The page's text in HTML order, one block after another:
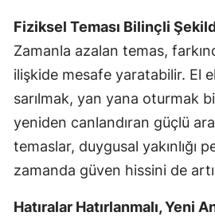
Fiziksel Teması Bilinçli
Zamanla azalan temas,
ilişkide mesafe yaratabilir. El
sarılmak, yan yana oturmak
yeniden canlandıran güçlü
temaslar, duygusal yakınlığı
zamanda güven hissini de
Hatıralar Hatırlanmalı, Yeni